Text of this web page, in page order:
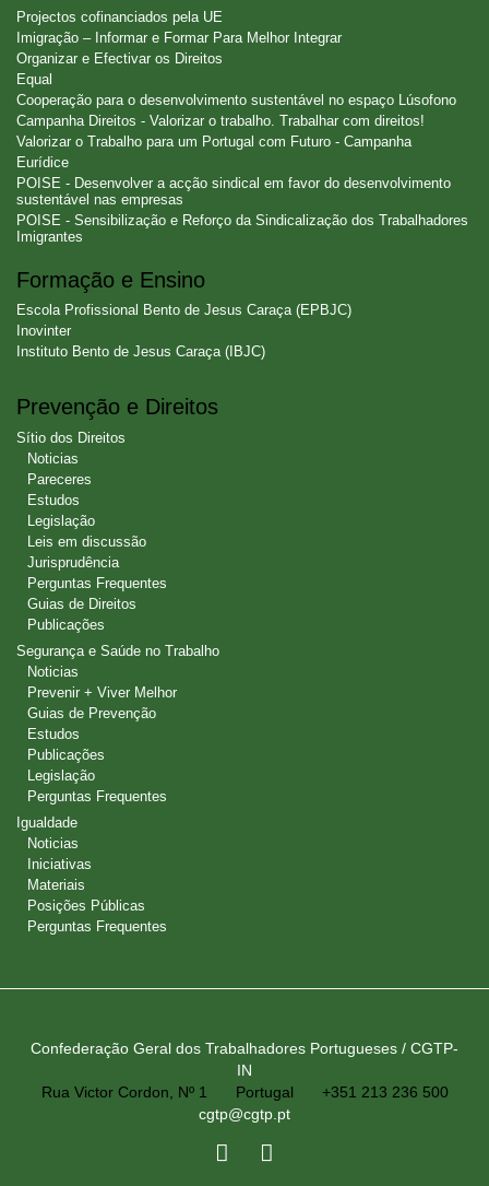
Projectos cofinanciados pela UE
Imigração – Informar e Formar Para Melhor Integrar
Organizar e Efectivar os Direitos
Equal
Cooperação para o desenvolvimento sustentável no espaço Lúsofono
Campanha Direitos - Valorizar o trabalho. Trabalhar com direitos!
Valorizar o Trabalho para um Portugal com Futuro - Campanha
Eurídice
POISE - Desenvolver a acção sindical em favor do desenvolvimento
sustentável nas empresas
POISE - Sensibilização e Reforço da Sindicalização dos Trabalhadores
Imigrantes
Formação e Ensino
Escola Profissional Bento de Jesus Caraça (EPBJC)
Inovinter
Instituto Bento de Jesus Caraça (IBJC)
Prevenção e Direitos
Sítio dos Direitos
Noticias
Pareceres
Estudos
Legislação
Leis em discussão
Jurisprudência
Perguntas Frequentes
Guias de Direitos
Publicações
Segurança e Saúde no Trabalho
Noticias
Prevenir + Viver Melhor
Guias de Prevenção
Estudos
Publicações
Legislação
Perguntas Frequentes
Igualdade
Noticias
Iniciativas
Materiais
Posições Públicas
Perguntas Frequentes
Confederação Geral dos Trabalhadores Portugueses / CGTP-
IN
Rua Victor Cordon, Nº 1
Portugal
+351 213 236 500
cgtp@cgtp.pt